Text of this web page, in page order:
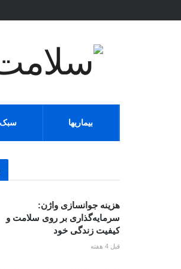
بیماریها سبک
هزینه جوانسازی واژن:
سرمایه‌گذاری بر روی سلامت و
کیفیت زندگی خود
قبل 4 هفته